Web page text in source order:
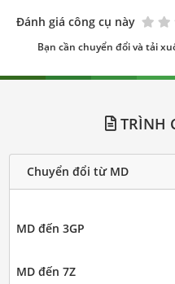
Đánh giá công cụ này
Bạn cần chuyển đổi và tải
TRÌNH
Chuyển đổi từ MD
MD đến 3GP
MD đến 7Z